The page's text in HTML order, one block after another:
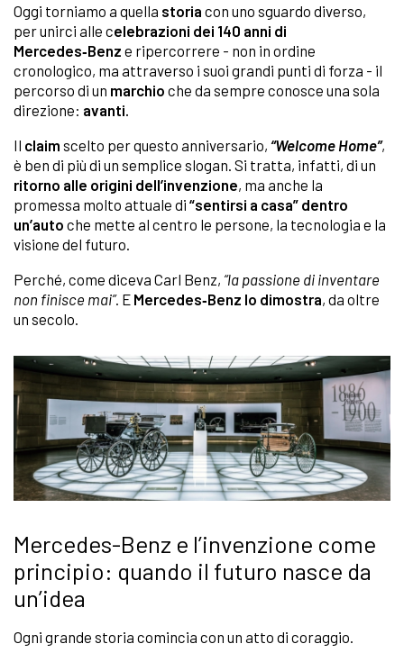
Oggi torniamo a quella storia con uno sguardo diverso,
per unirci alle celebrazioni dei 140 anni di
Mercedes‑Benz e ripercorrere - non in ordine
cronologico, ma attraverso i suoi grandi punti di forza - il
percorso di un marchio che da sempre conosce una sola
direzione: avanti.
Il claim scelto per questo anniversario, “Welcome Home”,
è ben di più di un semplice slogan. Si tratta, infatti, di un
ritorno alle origini dell’invenzione, ma anche la
promessa molto attuale di “sentirsi a casa” dentro
un’auto che mette al centro le persone, la tecnologia e la
visione del futuro.
Perché, come diceva Carl Benz, “la passione di inventare
non finisce mai”. E Mercedes‑Benz lo dimostra, da oltre
un secolo.
Mercedes-Benz e l’invenzione come
principio: quando il futuro nasce da
un’idea
Ogni grande storia comincia con un atto di coraggio.